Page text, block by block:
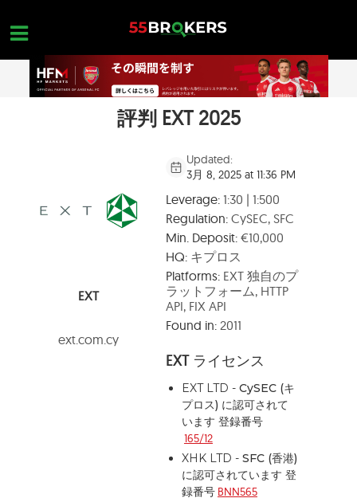
content
外国為替教育
無料口座を開設
評判 EXT 2025
EXT
ext.com.cy
Updated:
3月 8, 2025 at 11:36 PM
Leverage:1:30 | 1:500
Regulation:CySEC, SFC
Min. Deposit:€10,000
HQ:キプロス
Platforms:EXT 独自のプ
ラットフォーム, HTTP
API, FIX API
Found in:2011
EXT ライセンス
EXT LTD - CySEC (キ
プロス) に認可されて
います 登録番号
165/12
XHK LTD - SFC (香港)
に認可されています 登
録番号 BNN565